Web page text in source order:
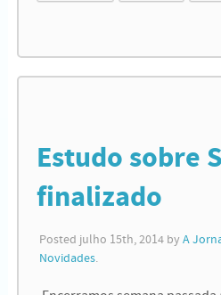
Estudo sobre
finalizado
Posted julho 15th, 2014by A
Novidades.